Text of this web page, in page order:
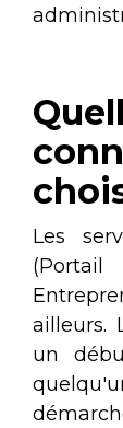
Les
(Portail
ailleurs.
un